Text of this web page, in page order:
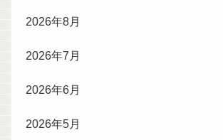
2026年8月
2026年7月
2026年6月
2026年5月